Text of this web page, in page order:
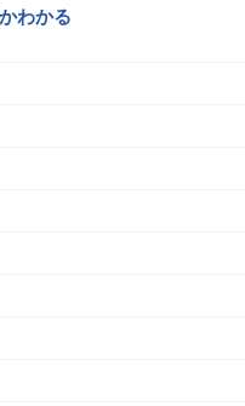
わかる